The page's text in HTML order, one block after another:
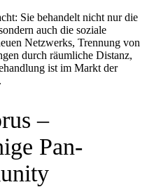
Sie behandelt nicht nur die
auch die soziale
Netzwerks, Trennung von
durch räumliche Distanz,
ist im Markt der
–
Pan-